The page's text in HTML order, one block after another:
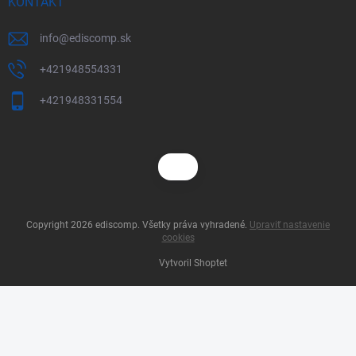
info@ediscomp.sk
+421948554331
+421948331554
Vytvoril Shoptet
Copyright 2026 ediscomp. Všetky práva vyhradené. Upraviť nastavenie
cookies